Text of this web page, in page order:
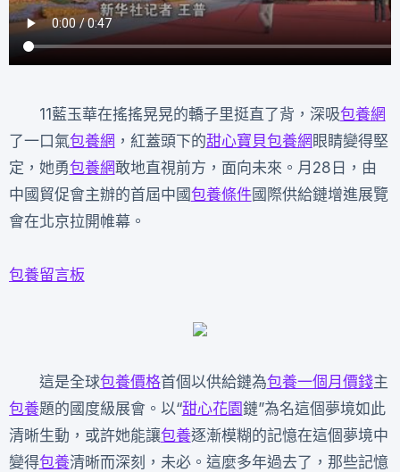
11藍玉華在搖搖晃晃的轎子里挺直了背，深吸包養網
了一口氣包養網 ，紅蓋頭下的甜心寶貝包養網 眼睛變得堅
定，她勇包養網敢地直視前方，面向未來。月28日，由
中國貿促會主辦的首屆中國包養條件國際供給鏈增進展覽
會在北京拉開帷幕。
包養留言板
這是全球包養價格首個以供給鏈為包養一個月價錢主
包養題的國度級展會。以“甜心花園鏈”為名這個夢境如此
清晰生動，或許她能讓包養逐漸模糊的記憶在這個夢境中
變得包養清晰而深刻，未必。這麼多年過去了，那些記憶